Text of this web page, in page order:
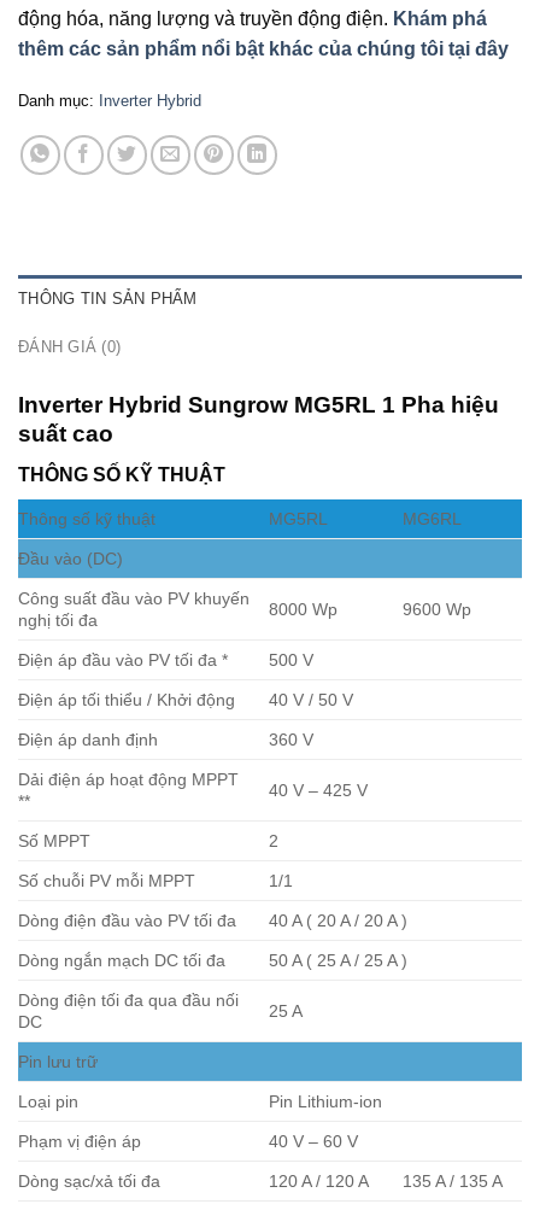
động hóa, năng lượng và truyền động điện. Khám phá
thêm các sản phẩm nổi bật khác của chúng tôi tại đây
Danh mục: Inverter Hybrid
THÔNG TIN SẢN PHẨM
ĐÁNH GIÁ (0)
Inverter Hybrid Sungrow MG5RL 1 Pha hiệu
suất cao
THÔNG SỐ KỸ THUẬT
Thông số kỹ thuật MG5RL MG6RL
Đầu vào (DC)
Công suất đầu vào PV khuyến
nghị tối đa
8000 Wp 9600 Wp
Điện áp đầu vào PV tối đa * 500 V
Điện áp tối thiểu / Khởi động 40 V / 50 V
Điện áp danh định 360 V
Dải điện áp hoạt động MPPT
**
40 V – 425 V
Số MPPT 2
Số chuỗi PV mỗi MPPT 1/1
Dòng điện đầu vào PV tối đa 40 A ( 20 A / 20 A )
Dòng ngắn mạch DC tối đa 50 A ( 25 A / 25 A )
Dòng điện tối đa qua đầu nối
DC
25 A
Pin lưu trữ
Loại pin Pin Lithium-ion
Phạm vị điện áp 40 V – 60 V
Dòng sạc/xả tối đa 120 A / 120 A 135 A / 135 A